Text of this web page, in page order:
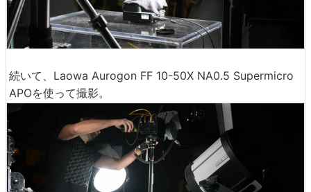
続いて、Laowa Aurogon FF 10-50X NA0.5 Supermicro
APOを使って撮影。